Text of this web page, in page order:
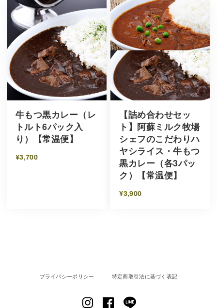
牛もつ黒カレー（レ
トルト6パック入
り）【常温便】
¥3,700
【詰め合わせセッ
ト】阿蘇ミルク牧場
シェフのこだわりハ
ヤシライス・牛もつ
黒カレー（各3パッ
ク）【常温便】
¥3,900
プライバシーポリシー 特定商取引法に基づく表記